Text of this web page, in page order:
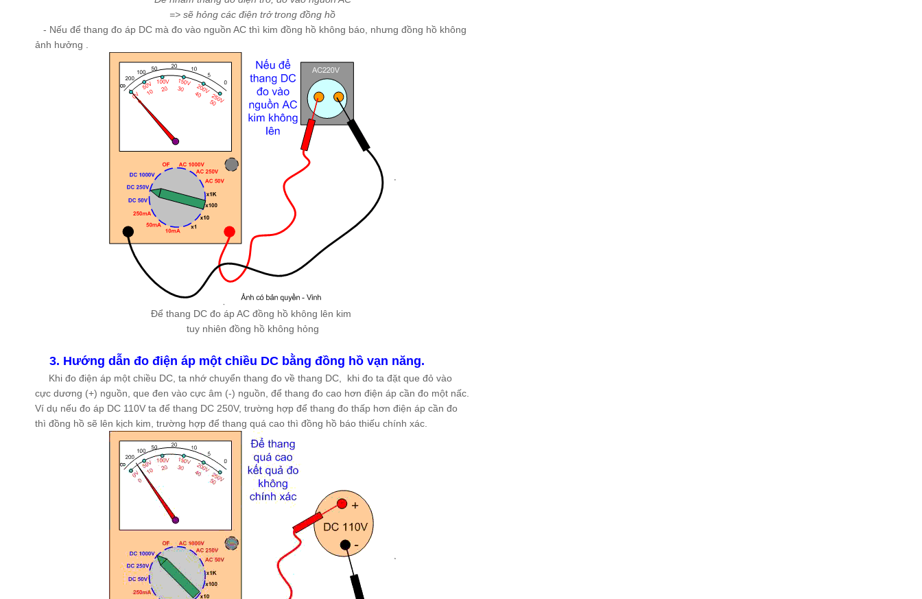
=> sẽ hỏng các điện trở trong đồng hồ
- Nếu để thang đo áp DC mà đo vào nguồn AC thì kim đồng hồ không báo, nhưng đồng hồ không
ảnh hưởng .
Để thang DC đo áp AC đồng hồ không lên kim
tuy nhiên đồng hồ không hỏng
3. Hướng dẫn đo điện áp một chiều DC bằng đồng hồ vạn năng.
Khi đo điện áp một chiều DC, ta nhớ chuyển thang đo về thang DC, khi đo ta đặt que đỏ vào
cực dương (+) nguồn, que đen vào cực âm (-) nguồn, để thang đo cao hơn điện áp cần đo một nấc.
Ví dụ nếu đo áp DC 110V ta để thang DC 250V, trường hợp để thang đo thấp hơn điện áp cần đo
thì đồng hồ sẽ lên kịch kim, trường hợp để thang quá cao thì đồng hồ báo thiếu chính xác.